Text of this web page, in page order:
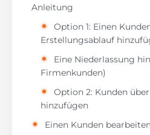
Anleitung
Option 1: Einen
Erstellungsablauf
Eine Niederlassung
Firmenkunden)
Option 2: Kunden
hinzufügen
Einen Kunden